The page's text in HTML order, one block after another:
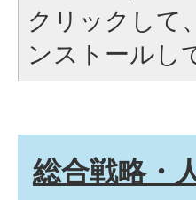
クリックして
ンストールし
総合戦略・